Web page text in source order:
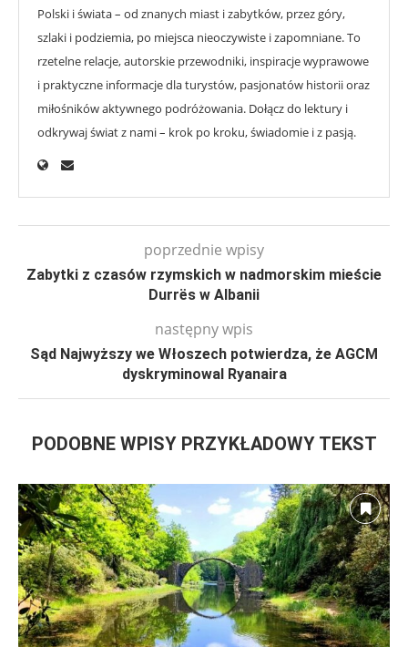
Polski i świata – od znanych miast i zabytków, przez góry,
szlaki i podziemia, po miejsca nieoczywiste i zapomniane. To
rzetelne relacje, autorskie przewodniki, inspiracje wyprawowe
i praktyczne informacje dla turystów, pasjonatów historii oraz
miłośników aktywnego podróżowania. Dołącz do lektury i
odkrywaj świat z nami – krok po kroku, świadomie i z pasją.
poprzednie wpisy
Zabytki z czasów rzymskich w nadmorskim mieście
Durrës w Albanii
następny wpis
Sąd Najwyższy we Włoszech potwierdza, że AGCM
dyskryminowal Ryanaira
PODOBNE WPISY PRZYKŁADOWY TEKST